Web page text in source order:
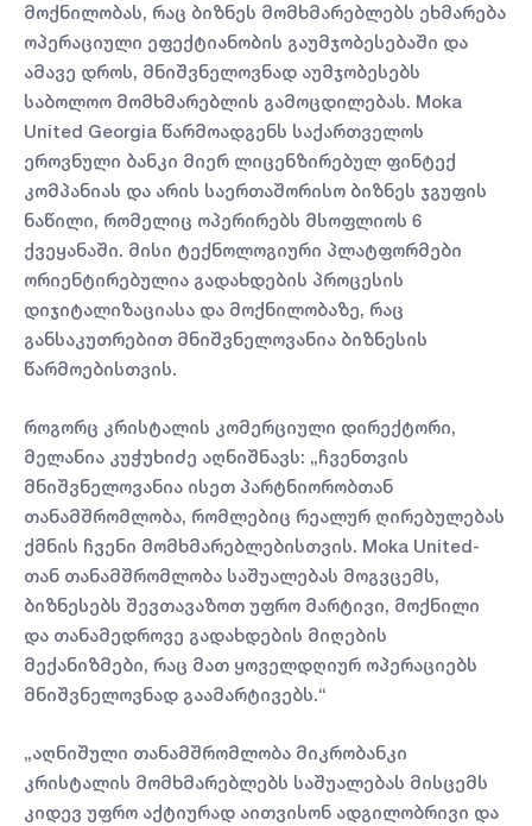
მოქნილობას, რაც ბიზნეს მომხმარებლებს ეხმარება
ოპერაციული ეფექტიანობის გაუმჯობესებაში და
ამავე დროს, მნიშვნელოვნად აუმჯობესებს
საბოლოო მომხმარებლის გამოცდილებას. Moka
United Georgia წარმოადგენს საქართველოს
ეროვნული ბანკი მიერ ლიცენზირებულ ფინტექ
კომპანიას და არის საერთაშორისო ბიზნეს ჯგუფის
ნაწილი, რომელიც ოპერირებს მსოფლიოს 6
ქვეყანაში. მისი ტექნოლოგიური პლატფორმები
ორიენტირებულია გადახდების პროცესის
დიჯიტალიზაციასა და მოქნილობაზე, რაც
განსაკუთრებით მნიშვნელოვანია ბიზნესის
წარმოებისთვის.
როგორც კრისტალის კომერციული დირექტორი,
მელანია კუჭუხიძე აღნიშნავს: „ჩვენთვის
მნიშვნელოვანია ისეთ პარტნიორობთან
თანამშრომლობა, რომლებიც რეალურ ღირებულებას
ქმნის ჩვენი მომხმარებლებისთვის. Moka United-
თან თანამშრომლობა საშუალებას მოგვცემს,
ბიზნესებს შევთავაზოთ უფრო მარტივი, მოქნილი
და თანამედროვე გადახდების მიღების
მექანიზმები, რაც მათ ყოველდღიურ ოპერაციებს
მნიშვნელოვნად გაამარტივებს.“
„აღნიშული თანამშრომლობა მიკრობანკი
კრისტალის მომხმარებლებს საშუალებას მისცემს
კიდევ უფრო აქტიურად აითვისონ ადგილობრივი და